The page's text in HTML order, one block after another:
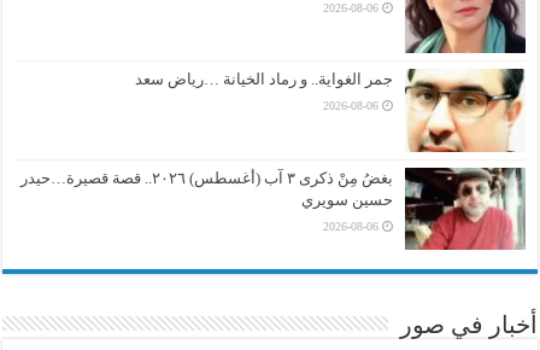
2026-08-06
جمر الغواية.. و رماد الخيانة …رياض سعد
2026-08-06
بغضُ مِنْ ذكرى ٣ آب (أغسطس) ٢٠٢٦.. قصة قصيرة…حيدر
حسين سويري
2026-08-06
أخبار في صور